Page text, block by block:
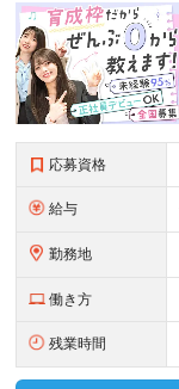
応募資格
給与
勤務地
働き方
残業時間